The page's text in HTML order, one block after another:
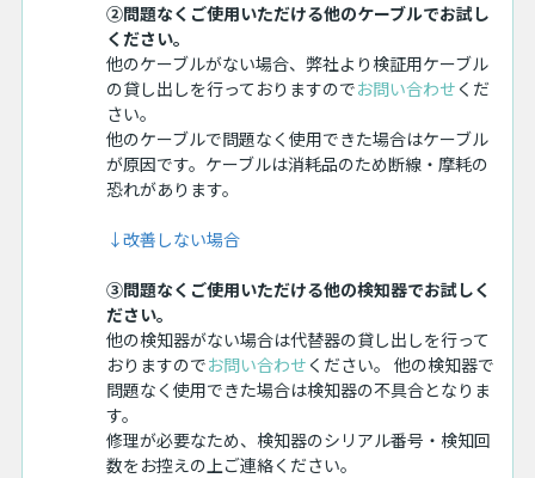
②問題なくご使用いただける他のケーブルでお試し
ください。
他のケーブルがない場合、弊社より検証用ケーブル
の貸し出しを行っておりますのでお問い合わせ くだ
さい。
他のケーブルで問題なく使用できた場合はケーブル
が原因です。ケーブルは消耗品のため断線・摩耗の
恐れがあります。
↓改善しない場合
③問題なくご使用いただける他の検知器でお試しく
ださい。
他の検知器がない場合は代替器の貸し出しを行って
おりますのでお問い合わせ ください。 他の検知器で
問題なく使用できた場合は検知器の不具合となりま
す。
修理が必要なため、検知器のシリアル番号・検知回
数をお控えの上ご連絡ください。